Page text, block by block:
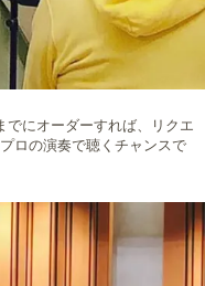
でにオーダーすれば、リクエ
ロの演奏で聴くチャンスで